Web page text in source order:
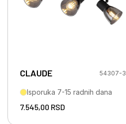
CLAUDE 54307-3
Isporuka 7-15 radnih dana
7.545,00 RSD